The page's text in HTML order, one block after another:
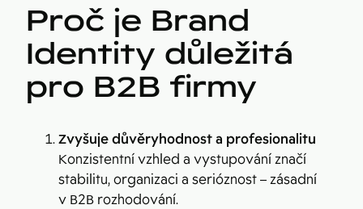
Proč je Brand
Identity důležitá
pro B2B firmy
Zvyšuje důvěryhodnost a profesionalitu
Konzistentní vzhled a vystupování značí
stabilitu, organizaci a serióznost – zásadní
v B2B rozhodování.